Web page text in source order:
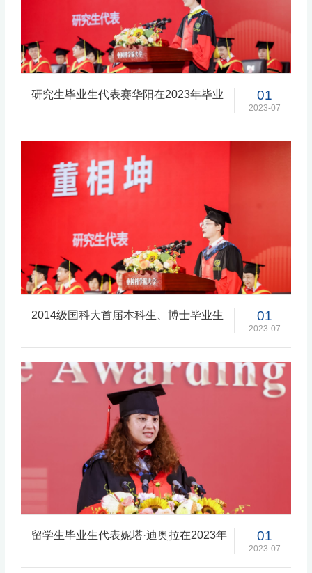
01
2023-07
研究生毕业生代表赛华阳在2023年毕业
01
2023-07
2014级国科大首届本科生、博士毕业生
01
2023-07
留学生毕业生代表妮塔·迪奥拉在2023年